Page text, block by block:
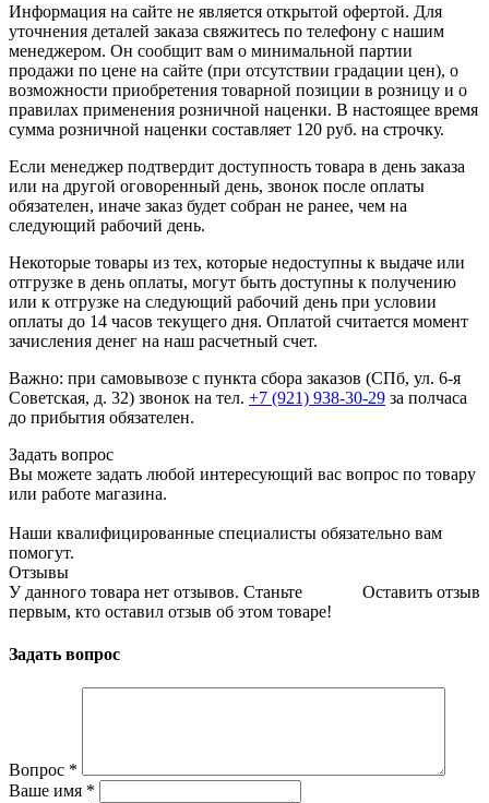
Информация на сайте не является открытой офертой. Для
уточнения деталей заказа свяжитесь по телефону с нашим
менеджером. Он сообщит вам о минимальной партии
продажи по цене на сайте (при отсутствии градации цен), о
возможности приобретения товарной позиции в розницу и о
правилах применения розничной наценки. В настоящее время
сумма розничной наценки составляет 120 руб. на строчку.
Если менеджер подтвердит доступность товара в день заказа
или на другой оговоренный день, звонок после оплаты
обязателен, иначе заказ будет собран не ранее, чем на
следующий рабочий день.
Некоторые товары из тех, которые недоступны к выдаче или
отгрузке в день оплаты, могут быть доступны к получению
или к отгрузке на следующий рабочий день при условии
оплаты до 14 часов текущего дня. Оплатой считается момент
зачисления денег на наш расчетный счет.
Важно: при самовывозе с пункта сборa заказов (СПб, ул. 6-я
Советская, д. 32) звонок на тел. +7 (921) 938-30-29 за полчаса
до прибытия обязателен.
Задать вопрос
Вы можете задать любой интересующий вас вопрос по товару
или работе магазина.
Наши квалифицированные специалисты обязательно вам
помогут.
Отзывы
Оставить отзыв
У данного товара нет отзывов. Станьте
первым, кто оставил отзыв об этом товаре!
Задать вопрос
Вопрос *
Ваше имя *